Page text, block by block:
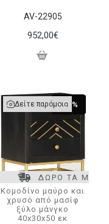
AV-22905
952,00€
ΔΩΡΟ ΤΑ
-7 %
Δείτε παρόμοια
Κομοδίνο μαύρο και
χρυσό από μασίφ
ξύλο μάνγκο
40x30x50 εκ